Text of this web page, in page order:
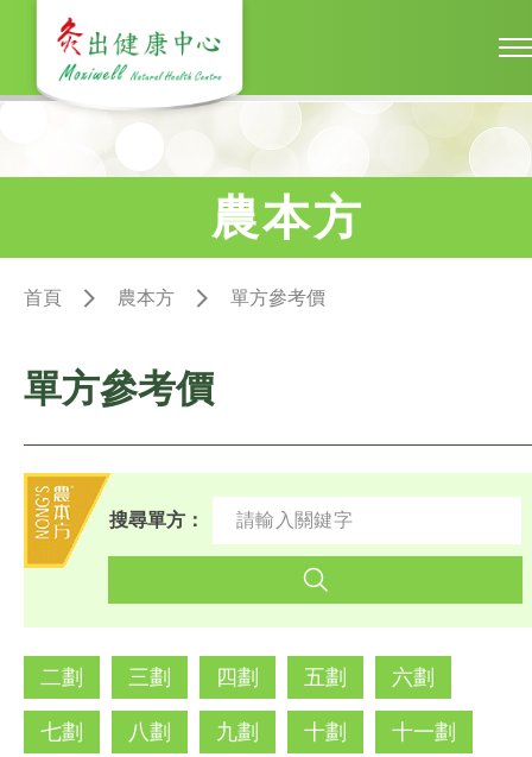
農本方
首頁 農本方 單方參考價
單方參考價
搜尋單方：
二劃 三劃 四劃 五劃 六劃
七劃 八劃 九劃 十劃 十一劃